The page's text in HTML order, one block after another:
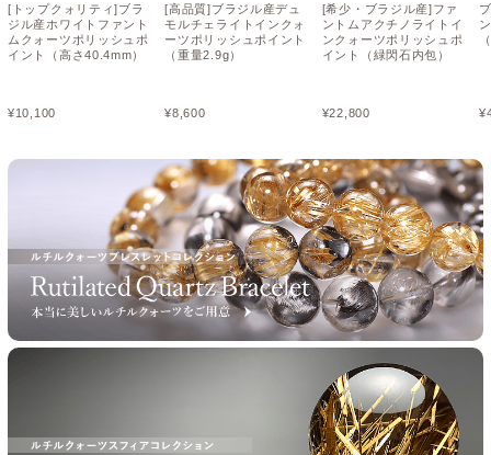
[トップクォリティ]ブラ
ジル産ホワイトファント
ムクォーツポリッシュポ
イント（高さ40.4mm）
¥10,100
[高品質]ブラジル産デュ
モルチェライトインクォ
ーツポリッシュポイント
（重量2.9g）
¥8,600
[希少・ブラジル産]ファ
ントムアクチノライトイ
ンクォーツポリッシュポ
イント（緑閃石内包）
¥22,800 ¥